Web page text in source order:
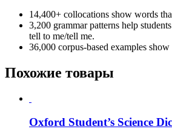
14,400+ collocations show words
3,200 grammar patterns help
tell to me/tell me.
36,000 corpus-based examples
Похожие товары
Oxford Student’s Science